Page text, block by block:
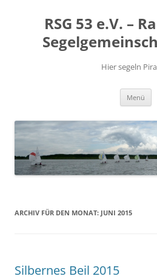
RSG 53 e.V. –
Hier segeln
Menü
ARCHIV FÜR DEN MONAT: JUNI 2015
Silbernes Beil 2015